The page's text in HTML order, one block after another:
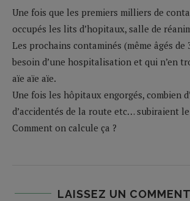
Une fois que les premiers milliers de
occupés les lits d’hopitaux, salle de
Les prochains contaminés (même âgés de
besoin d’une hospitalisation et qui n’en
aïe aïe aïe.
Une fois les hôpitaux engorgés, combien
d’accidentés de la route etc… subiraient
Comment on calcule ça ?
LAISSEZ UN